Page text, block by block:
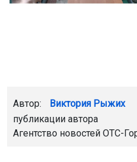
Автор: Виктория Рыжих
публикации автора
Агентство новостей ОТС-